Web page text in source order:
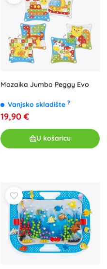
Mozaika Jumbo Peggy Evo
Vanjsko skladište ?
19,90 €
U košaricu